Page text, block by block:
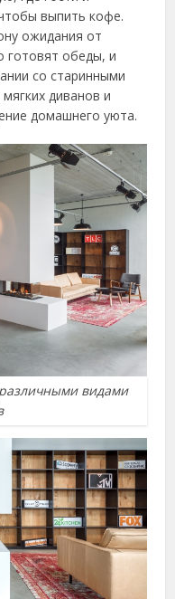
выпить кофе.
ожидания от
готовят обеды, и
со старинными
диванов и
домашнего уюта.
видами